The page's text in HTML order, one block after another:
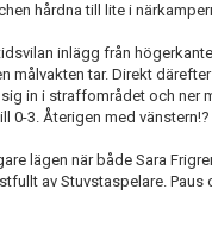
hårdna till lite i
inlägg från
målvakten tar. Direkt
in i straffområdet och ner
0-3. Återigen med vänstern!?
lägen när både Sara
av Stuvstaspelare. Paus